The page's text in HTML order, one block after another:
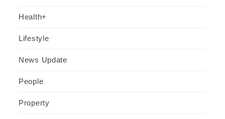
Health+
Lifestyle
News Update
People
Property